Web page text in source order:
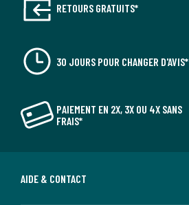
RETOURS GRATUITS*
30 JOURS POUR CHANGER D'AVIS*
PAIEMENT EN 2X, 3X OU 4X SANS
FRAIS*
AIDE & CONTACT